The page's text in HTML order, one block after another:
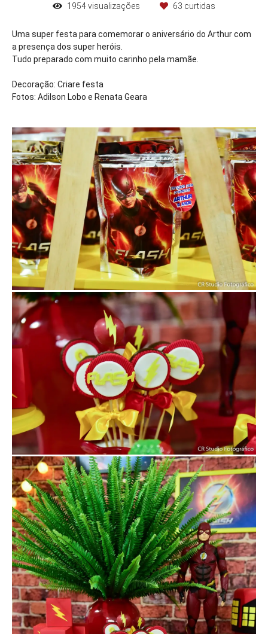
1954visualizações 63 curtidas
Uma super festa para comemorar o aniversário do Arthur com
a presença dos super heróis.
Tudo preparado com muito carinho pela mamãe.
Decoração: Criare festa
Fotos: Adilson Lobo e Renata Geara